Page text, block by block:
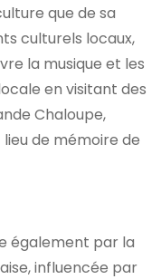
que de sa
culturels locaux,
la musique et les
en visitant des
Chaloupe,
de mémoire de
également par la
influencée par